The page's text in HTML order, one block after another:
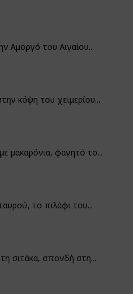
Αμοργό του Αιγαίου...
κόψη του χειμερίου...
μακαρόνια, φαγητό το...
το πιλάφι του...
σιτάκα, σπονδή στη...